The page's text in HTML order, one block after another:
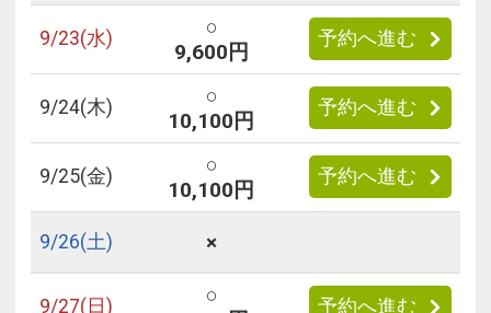
9/23(水)
○
9,600円
予約へ進む
9/24(木)
○
10,100円
予約へ進む
9/25(金)
○
10,100円
予約へ進む
9/26(土) ×
9/27(日)
○
予約へ進む